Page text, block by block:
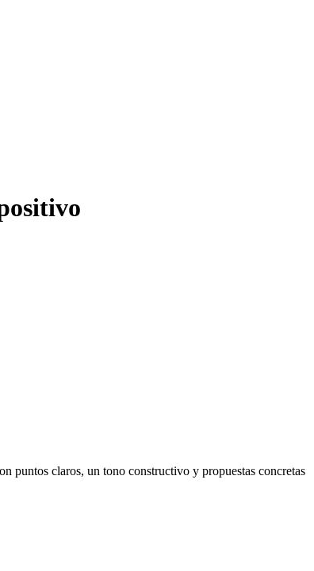
puntos claros, un tono constructivo y propuestas concretas